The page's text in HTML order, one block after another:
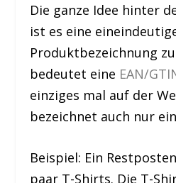
Die ganze Idee hinter
ist es eine
Produktbezeichnung
bedeutet eine EAN/
einziges mal auf der
bezeichnet auch nur
Beispiel: Ein
paar T-Shirts. Die T-